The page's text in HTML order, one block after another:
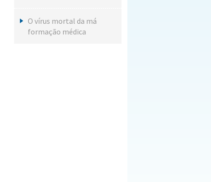
O vírus mortal da m
formação médica